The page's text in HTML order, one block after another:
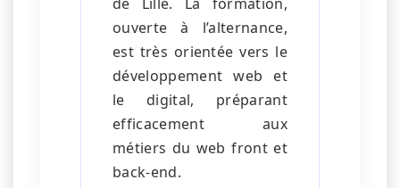
ouverte à l’alternance,
est très orientée vers le
développement web et
le digital, préparant
efficacement aux
métiers du web front et
back-end.